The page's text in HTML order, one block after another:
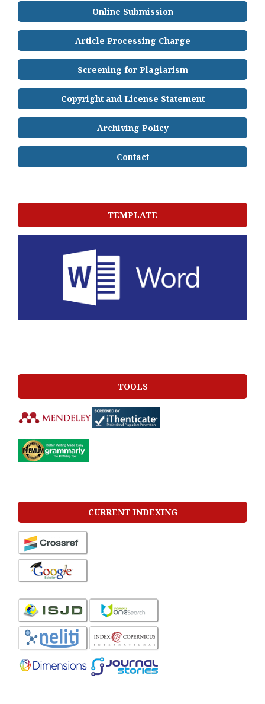
Online Submission
Article Processing Charge
Screening for Plagiarism
Copyright and License Statement
Archiving Policy
Contact
TEMPLATE
TOOLS
CURRENT INDEXING